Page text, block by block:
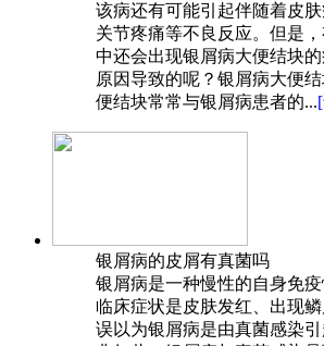
该病还有可能引起伴随着皮肤
关节疼痛等不良反应。但是
中还会出现银屑病大便结块
原因导致的呢？银屑病大便
便结块常常与银屑病患者的...
银屑病的皮屑有真菌吗
银屑病是一种慢性的自身免
临床症状是皮肤发红、出现
误以为银屑病是由真菌感染